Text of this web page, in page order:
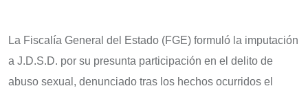
La Fiscalía General del Estado (FGE) formuló la imputación
a J.D.S.D. por su presunta participación en el delito de
abuso sexual, denunciado tras los hechos ocurridos el